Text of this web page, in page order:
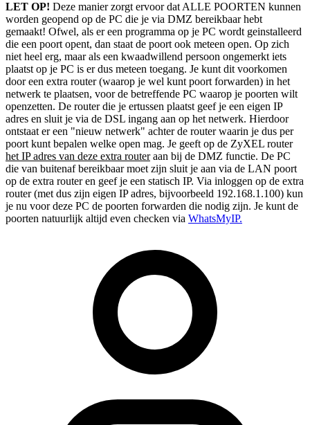
LET OP! Deze manier zorgt ervoor dat ALLE POORTEN kunnen
worden geopend op de PC die je via DMZ bereikbaar hebt
gemaakt! Ofwel, als er een programma op je PC wordt geinstalleerd
die een poort opent, dan staat de poort ook meteen open. Op zich
niet heel erg, maar als een kwaadwillend persoon ongemerkt iets
plaatst op je PC is er dus meteen toegang. Je kunt dit voorkomen
door een extra router (waarop je wel kunt poort forwarden) in het
netwerk te plaatsen, voor de betreffende PC waarop je poorten wilt
openzetten. De router die je ertussen plaatst geef je een eigen IP
adres en sluit je via de DSL ingang aan op het netwerk. Hierdoor
ontstaat er een "nieuw netwerk" achter de router waarin je dus per
poort kunt bepalen welke open mag. Je geeft op de ZyXEL router
het IP adres van deze extra routeraan bij de DMZ functie. De PC
die van buitenaf bereikbaar moet zijn sluit je aan via de LAN poort
op de extra router en geef je een statisch IP. Via inloggen op de extra
router (met dus zijn eigen IP adres, bijvoorbeeld 192.168.1.100) kun
je nu voor deze PC de poorten forwarden die nodig zijn. Je kunt de
poorten natuurlijk altijd even checken via WhatsMyIP.